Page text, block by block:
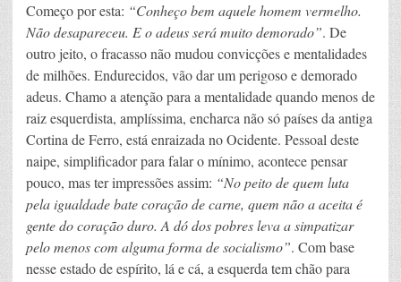
Começo por esta: “Conheço bem aquele homem vermelho.
Não desapareceu. E o adeus será muito demorado”. De
outro jeito, o fracasso não mudou convicções e mentalidades
de milhões. Endurecidos, vão dar um perigoso e demorado
adeus. Chamo a atenção para a mentalidade quando menos de
raiz esquerdista, amplíssima, encharca não só países da antiga
Cortina de Ferro, está enraizada no Ocidente. Pessoal deste
naipe, simplificador para falar o mínimo, acontece pensar
pouco, mas ter impressões assim: “No peito de quem luta
pela igualdade bate coração de carne, quem não a aceita é
gente do coração duro. A dó dos pobres leva a simpatizar
pelo menos com alguma forma de socialismo”. Com base
nesse estado de espírito, lá e cá, a esquerda tem chão para